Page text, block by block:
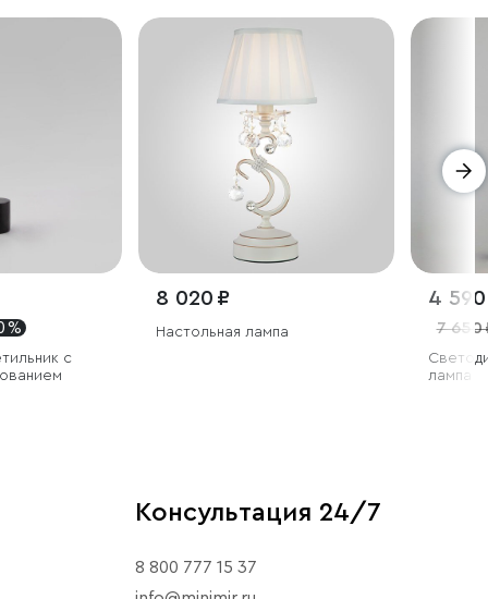
%
с
8 020 ₽
Настольная лампа
4 590
7 650
лампа
Консультация 24/7
8 800 777 15 37